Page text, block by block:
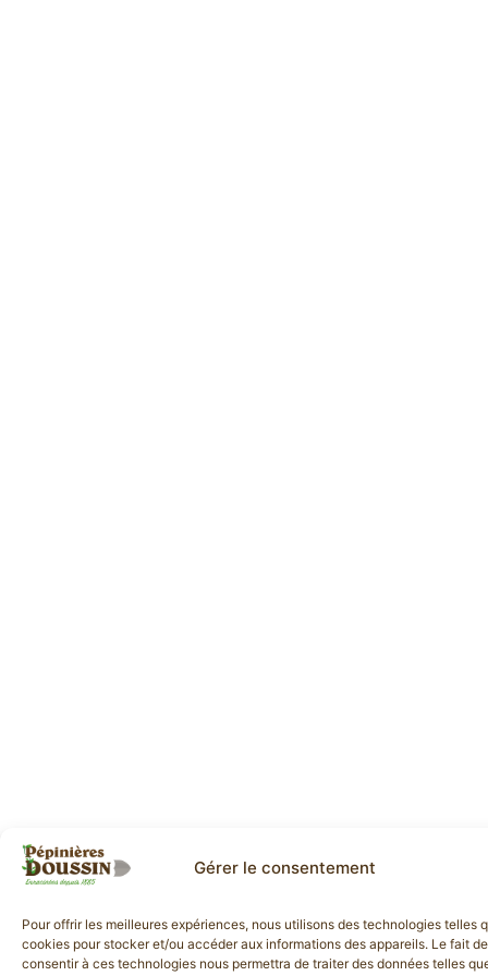
Gérer le consentement
Pour offrir les meilleures expériences, nous utilisons des technologies telles
cookies pour stocker et/ou accéder aux informations des appareils. Le fait de
consentir à ces technologies nous permettra de traiter des données telles